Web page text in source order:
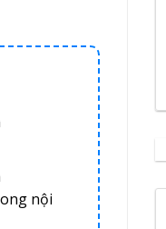
nội